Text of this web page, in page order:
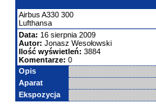
Airbus A330 300
Lufthansa
Data: 16 sierpnia 2009
Autor: Jonasz Wesołowski
Ilość wyświetleń: 3884
Komentarze: 0
Opis
Aparat
Ekspozycja